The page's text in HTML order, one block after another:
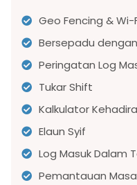
Geo Fencing & Wi-
Bersepadu
Peringatan Log
Tukar Shift
Kalkulator
Elaun Syif
Log Masuk Dalam
Pemantauan